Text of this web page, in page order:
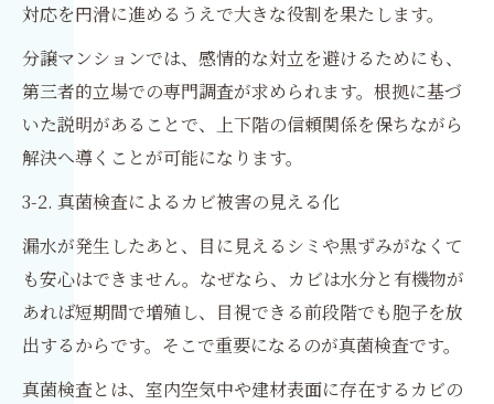
対応を円滑に進めるうえで大きな役割を果たします。
分譲マンションでは、感情的な対立を避けるためにも、
第三者的立場での専門調査が求められます。根拠に基づ
いた説明があることで、上下階の信頼関係を保ちながら
解決へ導くことが可能になります。
3-2. 真菌検査によるカビ被害の見える化
漏水が発生したあと、目に見えるシミや黒ずみがなくて
も安心はできません。なぜなら、カビは水分と有機物が
あれば短期間で増殖し、目視できる前段階でも胞子を放
出するからです。そこで重要になるのが真菌検査です。
真菌検査とは、室内空気中や建材表面に存在するカビの